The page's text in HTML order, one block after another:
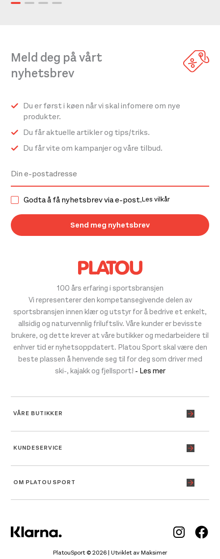
100 års erfaring i sportsbransjen
Vi representerer den kompetansegivende delen av
sportsbransjen innen klær og utstyr for å bedrive et enkelt,
allsidig og naturvennlig friluftsliv. Våre kunder er bevisste
brukere, og dette krever at våre butikker og medarbeidere til
enhver tid er nyhetsoppdatert. Platou Sport skal være den
beste plassen å henvende seg til for deg som driver med
ski-, kajakk og fjellsport! - Les mer
VÅRE BUTIKKER
KUNDESERVICE
OM PLATOU SPORT
Meld deg på vårt
nyhetsbrev
Du er først i køen når vi skal infomere om nye
produkter.
Du får aktuelle artikler og tips/triks.
Du får vite om kampanjer og våre tilbud.
Godta å få nyhetsbrev via e-post.Les vilkår
PlatouSport © 2026 | Utviklet avMaksimer